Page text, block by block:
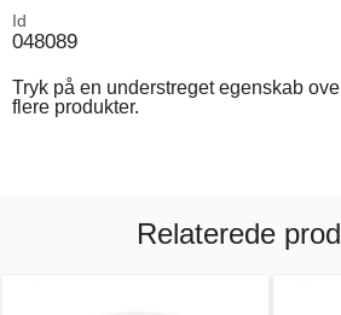
Id
048089
Tryk på en understreget egenskab
flere produkter.
Relaterede